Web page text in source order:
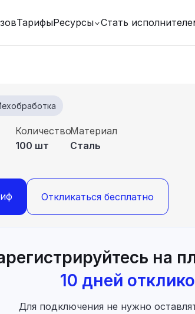
ТарифыРесурсы Стать
Количество
100 шт
Материал
Сталь
Откликаться бесплатно
на
10 дней
Для подключения не нужно